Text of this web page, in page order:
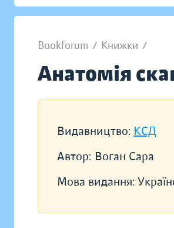
Bookforum / Книжки /
Анатомія
Видавництво: КСД
Автор: Воган Сара
Мова видання: